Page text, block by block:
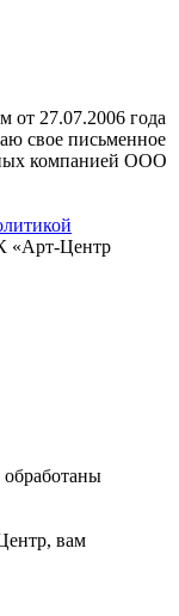
от 27.07.2006 года
свое письменное
компанией ООО
Центр
вам